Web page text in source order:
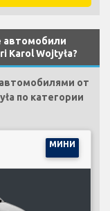
Karol Wojtyła?
от
по категории
МИНИ